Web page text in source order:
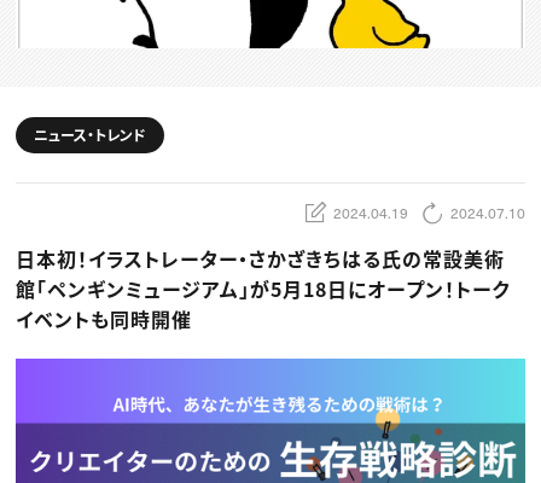
CREATIVE JOB求人検索
採用説明会
スキルアップしたい！
デザイン
編集・ライティング
マーケティング
ディレクション
業界解説・キャリア事情
お役立ち基礎知識
TOP Creator’s コラム
Webクリエイター
アプリクリエイター
ゲームクリエイター
映像クリエイター
マーケッター
C＆R Magazine
セミナー
ニュース・トレンド
ニュース・トレンド トップ
ゲーム・エンタメ
広告
出版
CREATIVE VILLAGEからのお知らせ
ニュース・トレンド
2024.04.19 2024.07.10
日本初！イラストレーター・さかざきちはる氏の常設美術
館「ペンギンミュージアム」が5月18日にオープン！トーク
イベントも同時開催